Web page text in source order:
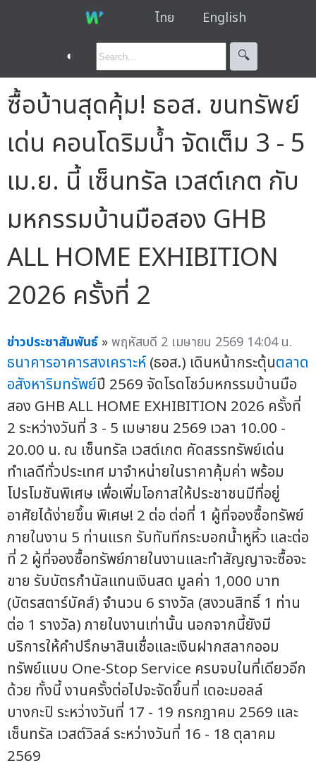
ไทย English
◐ 🔍︎
ซื้อบ้านสุดคุ้ม! ธอส. ขนทรัพย์
เด่น คอนโดริมน้ำ จัดเต็ม 3 - 5
เม.ย. นี้ เซ็นทรัล เวสต์เกต กับ
มหกรรมบ้านมือสอง GHB
ALL HOME EXHIBITION
2026 ครั้งที่ 2
ข่าวประชาสัมพันธ์ »พฤหัสบดี 2 เมษายน 2569 14:04 น.
ธนาคารอาคารสงเคราะห์(ธอส.) เดินหน้ากระตุ้นตลาด
อสังหาริมทรัพย์ปี 2569 จัดโรดโชว์มหกรรมบ้านมือ
สอง GHB ALL HOME EXHIBITION 2026 ครั้งที่
2 ระหว่างวันที่ 3 - 5 เมษายน 2569 เวลา 10.00 -
20.00 น. ณ เซ็นทรัล เวสต์เกต คัดสรรทรัพย์เด่น
ทำเลดีทั่วประเทศ มาจำหน่ายในราคาคุ้มค่า พร้อม
โปรโมชันพิเศษ เพื่อเพิ่มโอกาสให้ประชาชนมีที่อยู่
อาศัยได้ง่ายขึ้น พิเศษ! 2 ต่อ ต่อที่ 1 ผู้ที่จองซื้อทรัพย์
ภายในงาน 5 ท่านแรก รับทันทีกระบอกน้ำหูหิ้ว และต่อ
ที่ 2 ผู้ที่จองซื้อทรัพย์ภายในงานและทำสัญญาจะซื้อจะ
ขาย รับบัตรกำนัลแทนเงินสด มูลค่า 1,000 บาท
(บัตรสตาร์บัคส์) จำนวน 6 รางวัล (สงวนสิทธิ์ 1 ท่าน
ต่อ 1 รางวัล) ภายในงานเท่านั้น นอกจากนี้ยังมี
บริการให้คำปรึกษาสินเชื่อและเงินฝากสลากออม
ทรัพย์แบบ One-Stop Service ครบจบในที่เดียวอีก
ด้วย ทั้งนี้ งานครั้งต่อไปจะจัดขึ้นที่ เดอะมอลล์
บางกะปิ ระหว่างวันที่ 17 - 19 กรกฎาคม 2569 และ
เซ็นทรัล เวสต์วิลล์ ระหว่างวันที่ 16 - 18 ตุลาคม
2569